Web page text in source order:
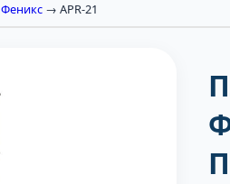
Феникс → APR-21